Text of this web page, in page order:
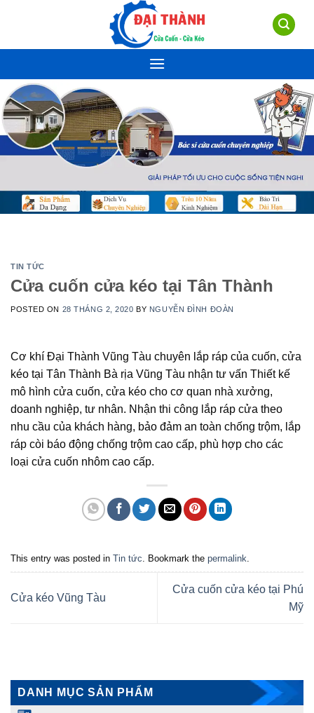
TIN TỨC
Cửa cuốn cửa kéo tại Tân Thành
POSTED ON 28 THÁNG 2, 2020 BY NGUYỄN ĐÌNH ĐOÀN
Cơ khí Đại Thành Vũng Tàu chuyên lắp ráp của cuốn, cửa
kéo tại Tân Thành Bà rịa Vũng Tàu nhận tư vấn Thiết kế
mô hình cửa cuốn, cửa kéo cho cơ quan nhà xưởng,
doanh nghiệp, tư nhân. Nhận thi công lắp ráp cửa theo
nhu cầu của khách hàng, bảo đảm an toàn chống trộm, lắp
ráp còi báo động chống trộm cao cấp, phù hợp cho các
loại cửa cuốn nhôm cao cấp.
This entry was posted in Tin tức . Bookmark the permalink
Cửa kéo Vũng Tàu
Cửa cuốn cửa kéo tại Phú
Mỹ
DANH MỤC SẢN PHẨM